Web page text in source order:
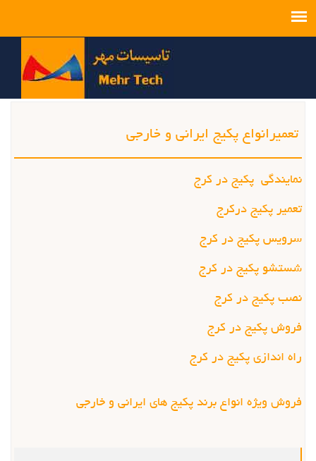
تعمیرانواع پکیج ایرانی و خارجی
نمایندگی پکیج در کرج
تعمیر پکیج درکرج
سرویس پکیج در کرج
شستشو پکیج در کرج
نصبپکیج در کرج
فروش پکیج در کرج
راه اندازی پکیج در کرج
فروش ويژه انواع برند پکيج هاي ايراني و خارجي